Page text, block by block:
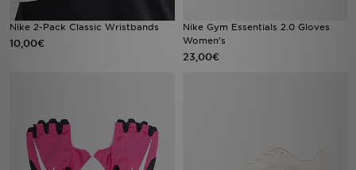
Nike 2-Pack Classic Wristbands
10,00€
Nike Gym Essentials 2.0 Gloves
Women's
23,00€